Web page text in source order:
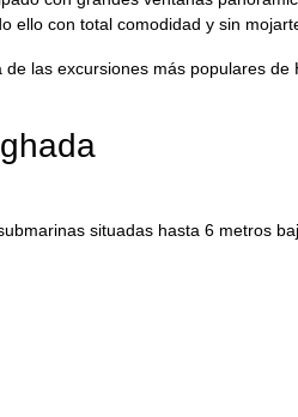
ello con total comodidad y sin
las excursiones más populares de
situadas hasta 6 metros